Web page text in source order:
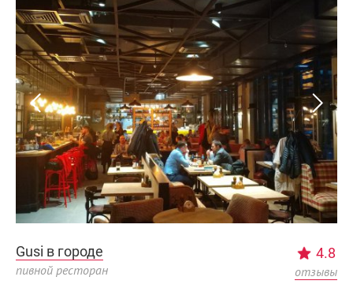
Gusi в городе
пивной ресторан
4.8
отзывы